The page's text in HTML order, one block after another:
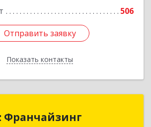
506
Отправить заявку
Показать контакты
Отправить заявку
Назад
Франчайзинг
1С-Галэкс: Франчайзинг